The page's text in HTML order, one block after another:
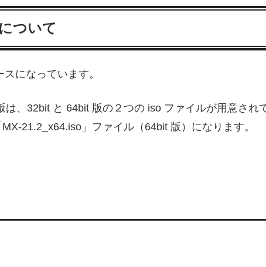
ついて
になっています。
は、32bit と 64bit 版の２つの iso ファイルが用意され
21.2_x64.iso」ファイル（64bit 版）になります。